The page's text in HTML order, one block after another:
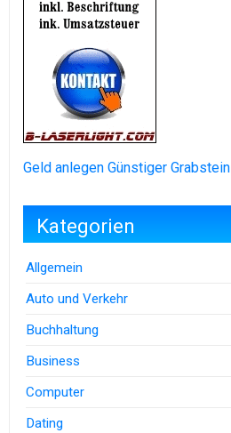
Geld anlegen Günstiger Grabstein
Kategorien
Allgemein
Auto und Verkehr
Buchhaltung
Business
Computer
Dating